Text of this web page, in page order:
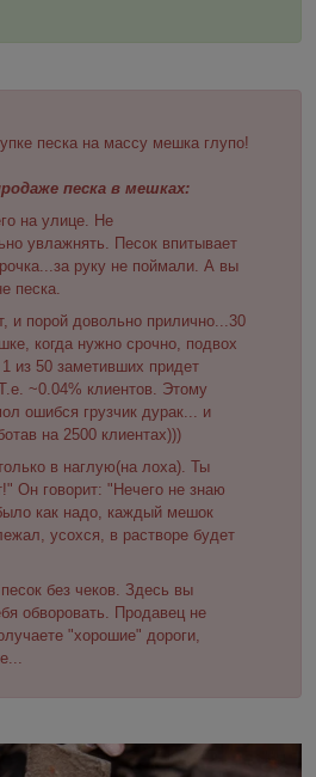
песка на массу мешка глупо!
песка в мешках:
на улице. Не
увлажнять. Песок впитывает
руку не поймали. А вы
песка.
и порой довольно прилично...30
когда нужно срочно, подвох
из 50 заметивших придет
~0.04% клиентов. Этому
ошибся грузчик дурак... и
на 2500 клиентах)))
в наглую(на лоха). Ты
Он говорит: "Нечего не знаю
как надо, каждый мешок
усохся, в растворе будет
без чеков. Здесь вы
обворовать. Продавец не
"хорошие" дороги,